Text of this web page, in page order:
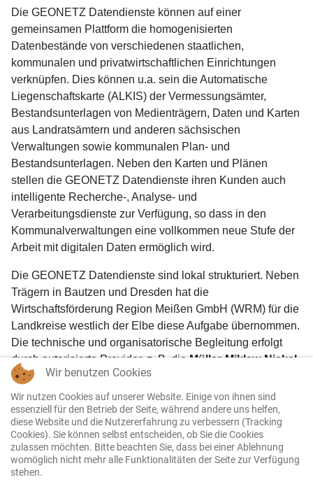
Die GEONETZ Datendienste können auf einer
gemeinsamen Plattform die homogenisierten
Datenbestände von verschiedenen staatlichen,
kommunalen und privatwirtschaftlichen Einrichtungen
verknüpfen. Dies können u.a. sein die Automatische
Liegenschaftskarte (ALKIS) der Vermessungsämter,
Bestandsunterlagen von Medienträgern, Daten und Karten
aus Landratsämtern und anderen sächsischen
Verwaltungen sowie kommunalen Plan- und
Bestandsunterlagen. Neben den Karten und Plänen
stellen die GEONETZ Datendienste ihren Kunden auch
intelligente Recherche-, Analyse- und
Verarbeitungsdienste zur Verfügung, so dass in den
Kommunalverwaltungen eine vollkommen neue Stufe der
Arbeit mit digitalen Daten ermöglich wird.
Die GEONETZ Datendienste sind lokal strukturiert. Neben
Trägern in Bautzen und Dresden hat die
Wirtschaftsförderung Region Meißen GmbH (WRM) für die
Landkreise westlich der Elbe diese Aufgabe übernommen.
Die technische und organisatorische Begleitung erfolgt
durch autorisierte Provider, z. B. dieMüller-Miklaw-Nickel
Ingenieurgesellschaft mbH
Wir benutzen Cookies
Wir nutzen Cookies auf unserer Website. Einige von ihnen sind
essenziell für den Betrieb der Seite, während andere uns helfen,
diese Website und die Nutzererfahrung zu verbessern (Tracking
Cookies). Sie können selbst entscheiden, ob Sie die Cookies
zulassen möchten. Bitte beachten Sie, dass bei einer Ablehnung
womöglich nicht mehr alle Funktionalitäten der Seite zur Verfügung
stehen.